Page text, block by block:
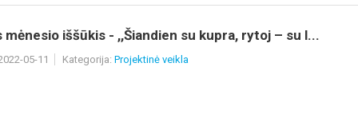
mėnesio iššūkis - ,,Šiandien su kupra, rytoj – su l...
05-11 Kategorija: Projektinė veikla